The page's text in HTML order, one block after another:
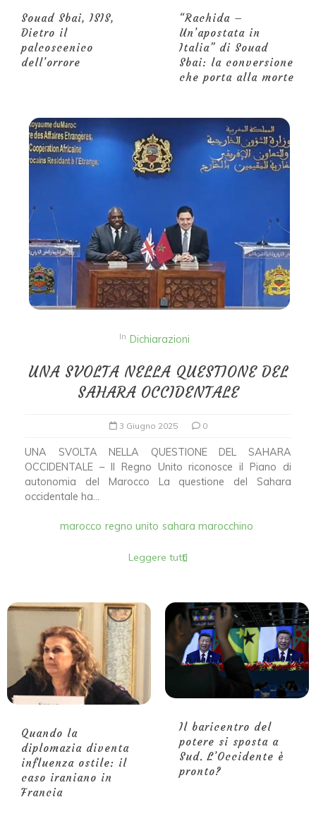
Souad Sbai, ISIS,
Dietro il
palcoscenico
dell’orrore
“Rachida –
Un’apostata in
Italia” di Souad
Sbai: la conversione
che porta alla morte
In Dichiarazioni
UNA SVOLTA NELLA QUESTIONE DEL
SAHARA OCCIDENTALE
3 Giugno 2025 0
UNA SVOLTA NELLA QUESTIONE DEL SAHARA
OCCIDENTALE – Il Regno Unito riconosce il Piano di
autonomia del Marocco La questione del Sahara
occidentale ha...
marocco regno unito sahara marocchino
Leggere tutti
Quando la
diplomazia diventa
influenza ostile: il
caso iraniano in
Francia
Il baricentro del
potere si sposta a
Sud. L’Occidente è
pronto?